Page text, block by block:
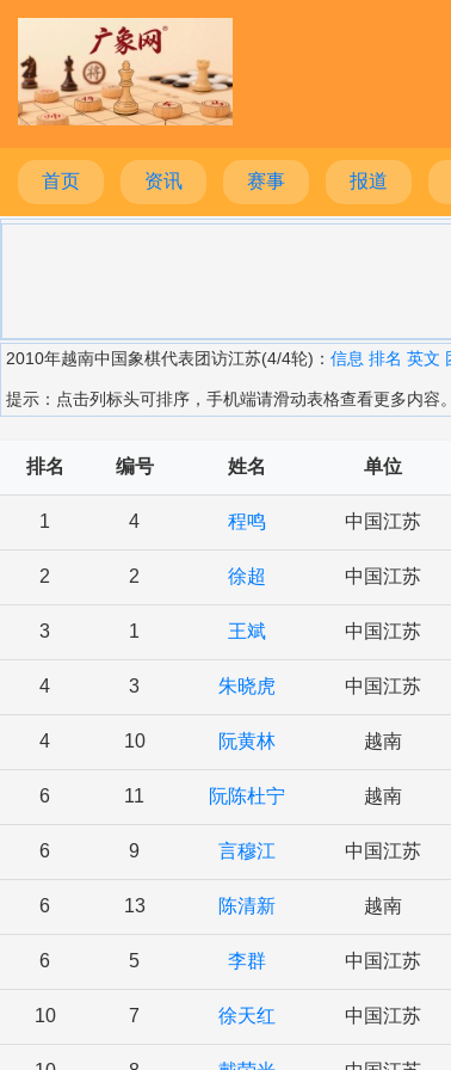
首页 资讯 赛事 报道
2010年越南中国象棋代表团访江苏(4/4轮)： 信息 排名 英文
提示：点击列标头可排序，手机端请滑动表格查看更多内容。
排名 编号 姓名 单位
1 4 程鸣 中国江苏
2 2 徐超 中国江苏
3 1 王斌 中国江苏
4 3 朱晓虎 中国江苏
4 10 阮黄林 越南
6 11 阮陈杜宁 越南
6 9 言穆江 中国江苏
6 13 陈清新 越南
6 5 李群 中国江苏
10 7 徐天红 中国江苏